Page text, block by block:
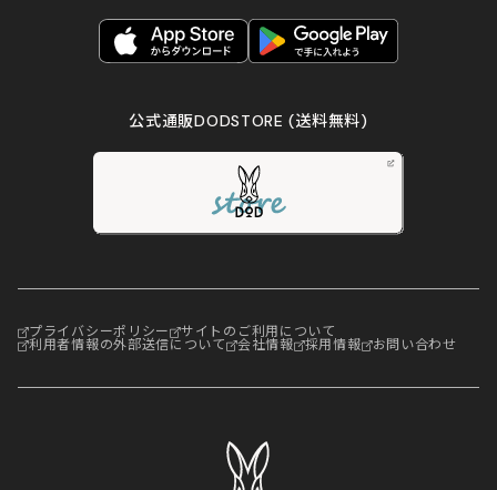
公式通販DODSTORE(送料無料)
プライバシーポリシー サイトのご利用について
利用者情報の外部送信について 会社情報 採用情報 お問い合わせ